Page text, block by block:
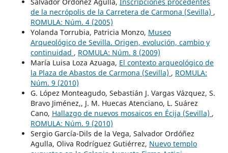
de la necrópolis de la Carretera de Carmona (Sevilla) ,
ROMULA: Núm. 4 (2005)
Yolanda Torrubia, Patricia Monzo, Museo
Arqueológico de Sevilla. Origen, evolución, cambio y
continuidad , ROMULA: Núm. 8 (2009)
María Luisa Loza Azuaga, El contexto arqueológico de
la Plaza de Abastos de Carmona (Sevilla) , ROMULA:
Núm. 9 (2010)
G. López Monteagudo, Sebastián J. Vargas Vázquez, S.
Bravo Jiménez,, J. M. Huecas Atenciano, L. Suárez
Cano, Hallazgo de nuevos mosaicos en Écija (Sevilla) ,
ROMULA: Núm. 9 (2010)
Sergio García-Dils de la Vega, Salvador Ordóñez
Agulla, Oliva Rodríguez Gutiérrez, Nuevo templo